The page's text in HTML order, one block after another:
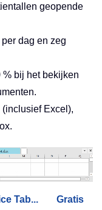
geopende
dag en zeg
% bij het bekijken
(inclusief Excel),
Tab...
Gratis